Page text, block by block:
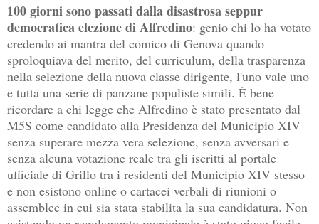
100 giorni sono passati dalla disastrosa seppur
democratica elezione di Alfredino: genio chi lo ha votato
credendo ai mantra del comico di Genova quando
sproloquiava del merito, del curriculum, della trasparenza
nella selezione della nuova classe dirigente, l'uno vale uno
e tutta una serie di panzane populiste simili. È bene
ricordare a chi legge che Alfredino è stato presentato dal
M5S come candidato alla Presidenza del Municipio XIV
senza superare mezza vera selezione, senza avversari e
senza alcuna votazione reale tra gli iscritti al portale
ufficiale di Grillo tra i residenti del Municipio XIV stesso
e non esistono online o cartacei verbali di riunioni o
assemblee in cui sia stata stabilita la sua candidatura. Non